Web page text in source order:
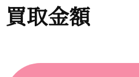
買取金額